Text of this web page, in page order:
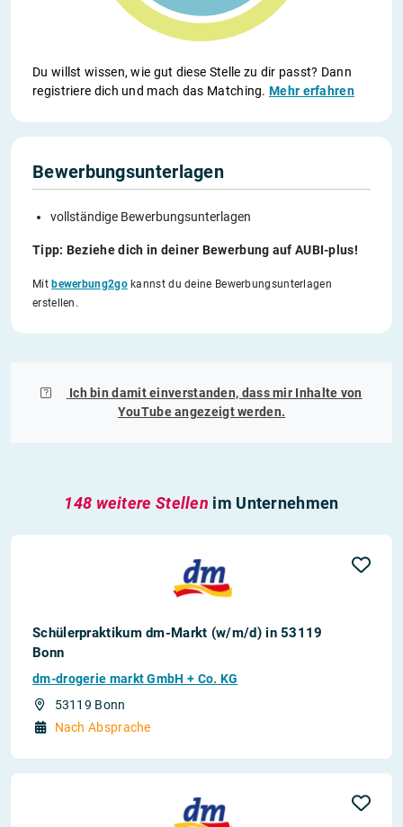
Du willst wissen, wie gut diese Stelle zu dir passt? Dann
registriere dich und mach das Matching.Mehr erfahren
Bewerbungsunterlagen
vollständige Bewerbungsunterlagen
Tipp: Beziehe dich in deiner Bewerbung auf AUBI-plus!
Mitbewerbung2gokannst du deine Bewerbungsunterlagen
erstellen.
Ich bin damit einverstanden, dass mir Inhalte von
YouTubeangezeigt werden.
148 weitere Stellen im Unternehmen
Schülerpraktikum dm-Markt (w/m/d) in 53119
Bonn
dm-drogerie markt GmbH + Co. KG
53119 Bonn
Nach Absprache